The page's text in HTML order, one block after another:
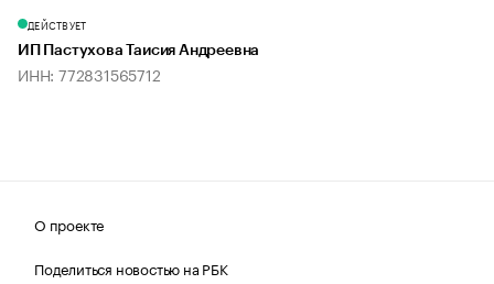
ДЕЙСТВУЕТ
ИП Пастухова Таисия Андреевна
ИНН: 772831565712
О проекте
Поделиться новостью на РБК